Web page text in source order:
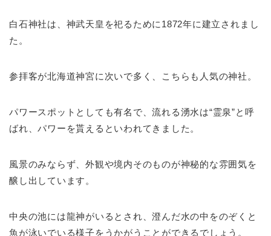
白石神社は、神武天皇を祀るために1872年に建立されまし
た。
参拝客が北海道神宮に次いで多く、こちらも人気の神社。
パワースポットとしても有名で、流れる湧水は“霊泉”と呼
ばれ、パワーを貰えるといわれてきました。
風景のみならず、外観や境内そのものが神秘的な雰囲気を
醸し出しています。
中央の池には龍神がいるとされ、澄んだ水の中をのぞくと
魚が泳いでいる様子をうかがうことができるでしょう。